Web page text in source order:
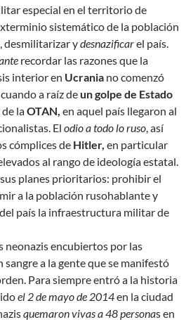
especial en el territorio de
sistemático de la población
, desmilitarizar ydesnazificarel país.
recordar las razones que la
interior en Ucrania no comenzó
cuando a raíz deun golpe de Estado
laOTAN, en aquel país llegaron al
El odio a todo lo ruso, así
cómplices de Hitler, en particular
al rango de ideología estatal.
planes prioritarios: prohibir el
a la población rusohablante y
país la infraestructura militar de
neonazis encubiertos por las
a la gente que se manifestó
. Para siempre entró a la historia
el 2 de mayo de 2014en la ciudad
quemaron vivas a 48 personas en